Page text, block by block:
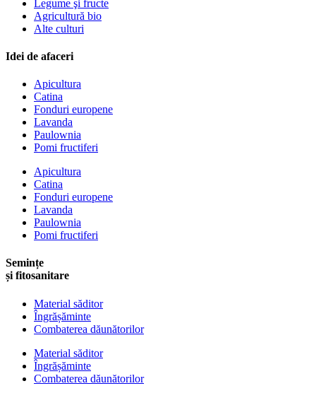
Legume şi fructe
Agricultură bio
Alte culturi
Idei de afaceri
Apicultura
Catina
Fonduri europene
Lavanda
Paulownia
Pomi fructiferi
Apicultura
Catina
Fonduri europene
Lavanda
Paulownia
Pomi fructiferi
Semințe
și fitosanitare
Material săditor
Îngrășăminte
Combaterea dăunătorilor
Material săditor
Îngrășăminte
Combaterea dăunătorilor